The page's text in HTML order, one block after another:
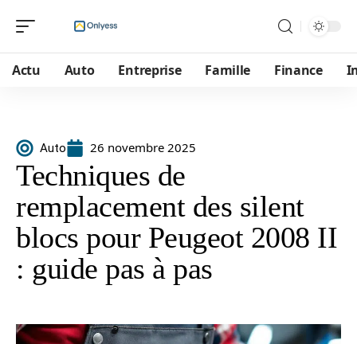
Actu Auto Entreprise Famille Finance
Auto 26 novembre 2025
Techniques de
remplacement des silent
blocs pour Peugeot 2008 II
: guide pas à pas